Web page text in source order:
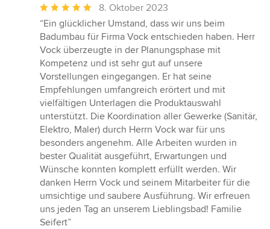
Durchschnittliche
Bewertung:
5
von
5
Sternen
8. Oktober 2023
“Ein glücklicher Umstand, dass wir uns beim
Badumbau für Firma Vock entschieden haben. Herr
Vock überzeugte in der Planungsphase mit
Kompetenz und ist sehr gut auf unsere
Vorstellungen eingegangen. Er hat seine
Empfehlungen umfangreich erörtert und mit
vielfältigen Unterlagen die Produktauswahl
unterstützt. Die Koordination aller Gewerke (Sanitär,
Elektro, Maler) durch Herrn Vock war für uns
besonders angenehm. Alle Arbeiten wurden in
bester Qualität ausgeführt, Erwartungen und
Wünsche konnten komplett erfüllt werden. Wir
danken Herrn Vock und seinem Mitarbeiter für die
umsichtige und saubere Ausführung. Wir erfreuen
uns jeden Tag an unserem Lieblingsbad! Familie
Seifert”